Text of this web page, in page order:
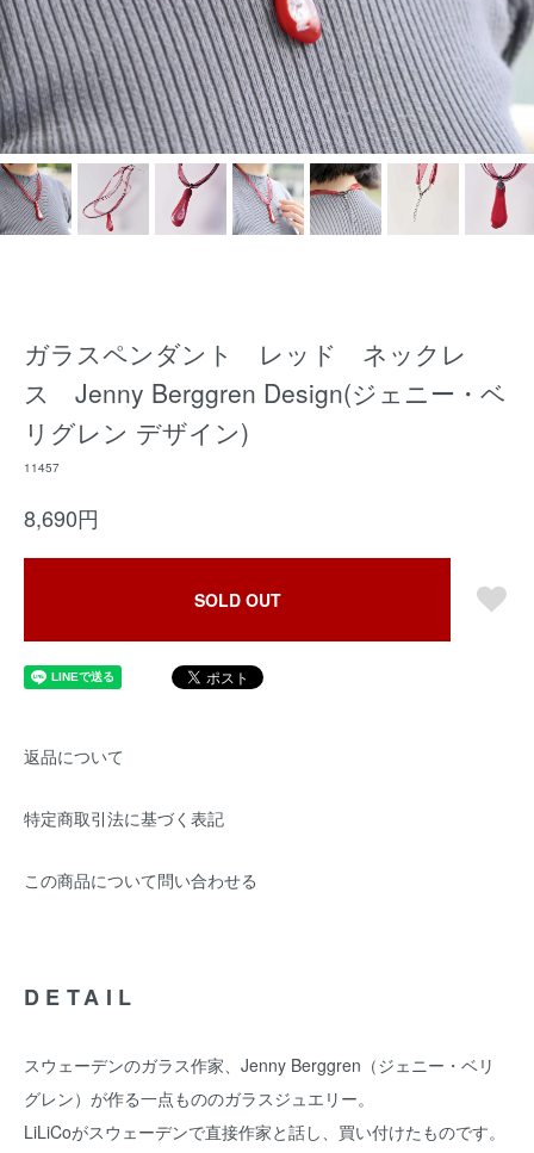
ガラスペンダント レッド ネックレ
ス Jenny Berggren Design(ジェニー・ベ
リグレン デザイン)
11457
8,690円
SOLD OUT
返品について
特定商取引法に基づく表記
この商品について問い合わせる
DETAIL
スウェーデンのガラス作家、Jenny Berggren（ジェニー・ベリ
グレン）が作る一点もののガラスジュエリー。
LiLiCoがスウェーデンで直接作家と話し、買い付けたものです。